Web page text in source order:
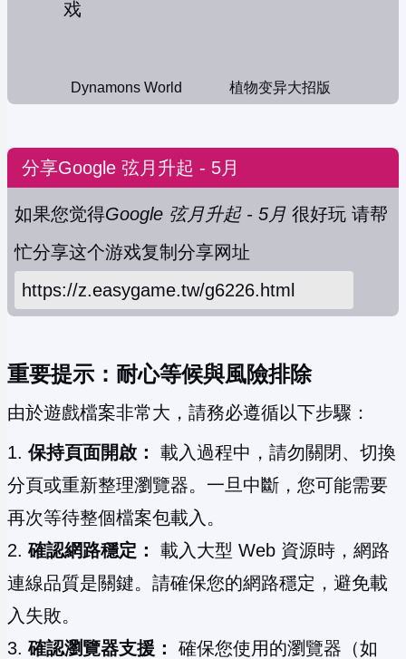
Dynamons World 植物变异大招版
分享Google 弦月升起 - 5月
如果您觉得Google 弦月升起 - 5月 很好玩 请帮
忙分享这个游戏复制分享网址
重要提示：耐心等候與風險排除
由於遊戲檔案非常大，請務必遵循以下步驟：
保持頁面開啟：
載入過程中，請勿關閉、切換
分頁或重新整理瀏覽器。一旦中斷，您可能需要
再次等待整個檔案包載入。
確認網路穩定：
載入大型 Web 資源時，網路
連線品質是關鍵。請確保您的網路穩定，避免載
入失敗。
確認瀏覽器支援：
確保您使用的瀏覽器（如